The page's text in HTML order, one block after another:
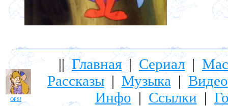
OPS!
||Главная|Сериал |
Рассказы| Музыка | Видео
Инфо | Ссылки |